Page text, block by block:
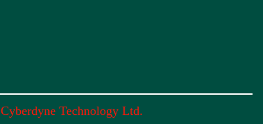
Cyberdyne Technology Ltd.